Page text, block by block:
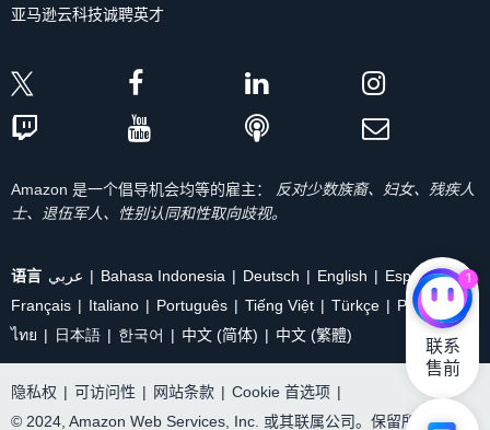
亚马逊云科技诚聘英才
Amazon 是一个倡导机会均等的雇主： 反对少数族裔、妇女、残疾人
士、退伍军人、性别认同和性取向歧视。
语言 عربي Bahasa Indonesia Deutsch English
Español
Français
Italiano Português Tiếng Việt Türkçe
Ρусский
ไทย
日本語 한국어 中文 (简体) 中文 (繁體)
隐私权 | 可访问性 | 网站条款 | Cookie 首选项 |
© 2024, Amazon Web Services, Inc. 或其联属公司。保留所有权利。
1
联系
售前